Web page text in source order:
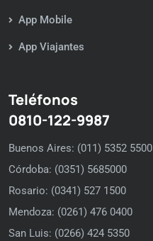
App Mobile
App Viajantes
Teléfonos
0810-122-9987
Buenos Aires: (011) 5352 5500
Córdoba: (0351) 5685000
Rosario: (0341) 527 1500
Mendoza: (0261) 476 0400
San Luis: (0266) 424 5350